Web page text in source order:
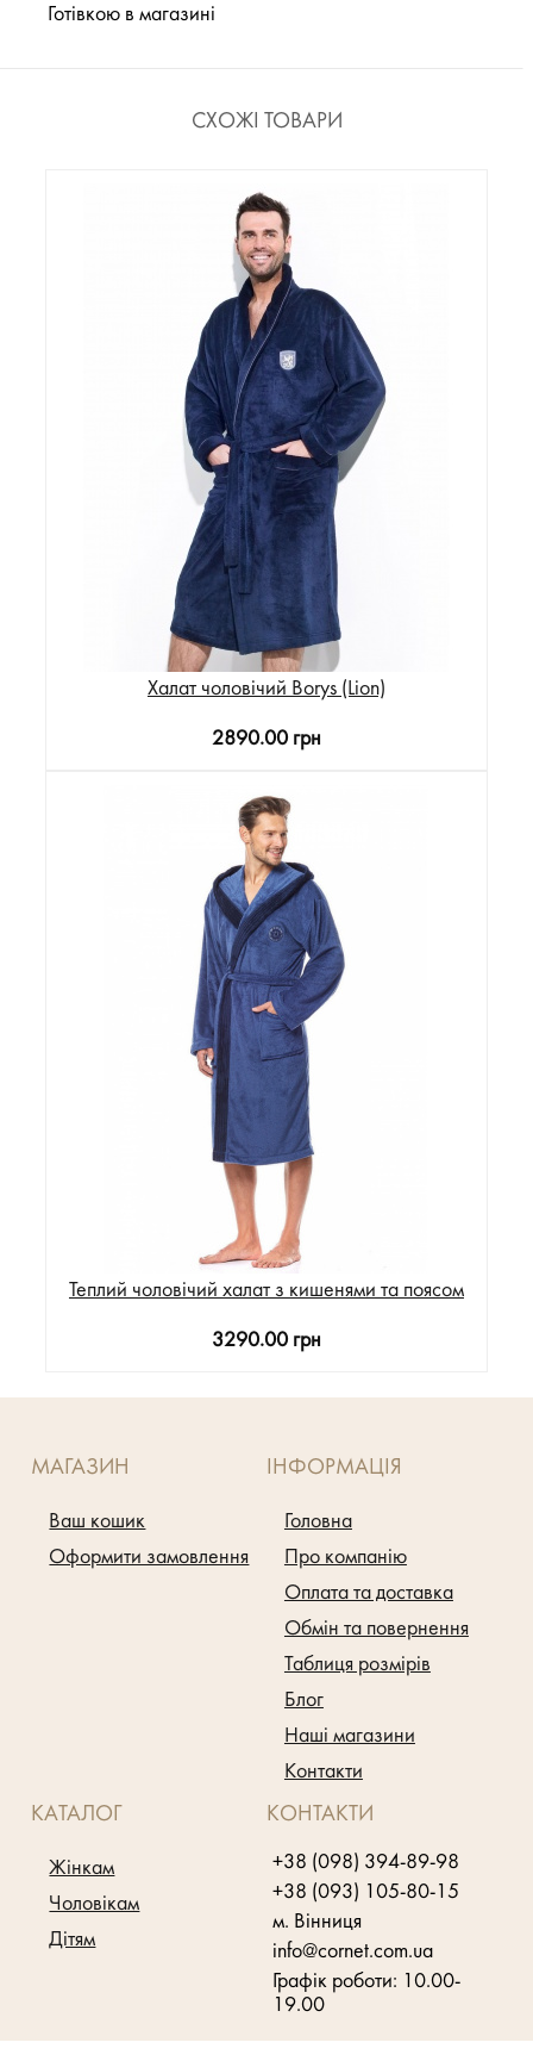
Готівкою в магазині
СХОЖІ ТОВАРИ
Халат чоловічий Borys (Lion)
2890.00 грн
Теплий чоловічий халат з кишенями та поясом
3290.00 грн
МАГАЗИН
Ваш кошик
Оформити замовлення
ІНФОРМАЦІЯ
Головна
Про компанію
Оплата та доставка
Обмін та повернення
Таблиця розмірів
Блог
Наші магазини
Контакти
КАТАЛОГ
Жінкам
Чоловікам
Дітям
КОНТАКТИ
+38 (098) 394-89-98
+38 (093) 105-80-15
м. Вінниця
info@cornet.com.ua
Графік роботи: 10.00-
19.00